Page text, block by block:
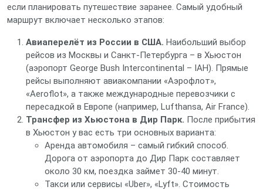
если планировать путешествие заранее. Самый удобный
маршрут включает несколько этапов:
Авиаперелёт из России в США. Наибольший выбор
рейсов из Москвы и Санкт‑Петербурга – в Хьюстон
(аэропорт George Bush Intercontinental – IAH). Прямые
рейсы выполняют авиакомпании «Аэрофлот»,
«Aeroflot», а также международные перевозчики с
пересадкой в Европе (например, Lufthansa, Air France).
Трансфер из Хьюстона в Дир Парк. После прибытия
в Хьюстон у вас есть три основных варианта:
Аренда автомобиля – самый гибкий способ.
Дорога от аэропорта до Дир Парк составляет
около 30 км, поездка займет 30‑40 минут.
Такси или сервисы «Uber», «Lyft». Стоимость